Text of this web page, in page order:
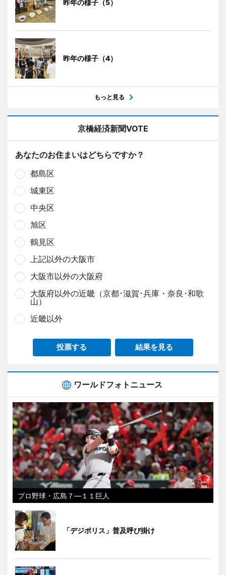
昨年の様子（5）
昨年の様子（4）
もっと見る
京橋経済新聞VOTE
あなたのお住まいはどちらですか？
都島区
城東区
中央区
旭区
鶴見区
上記以外の大阪市
大阪市以外の大阪府
大阪府以外の近畿（京都･滋賀･兵庫・奈良･和歌
山）
近畿以外
投票する 結果を見る
ワールドフォトニュース
プロ野球・広島７―１１巨人
「デジポリス」普及呼び掛け